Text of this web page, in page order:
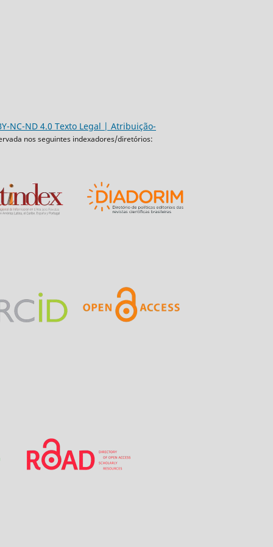
NC-ND 4.0 Texto Legal | Atribuição-
nos seguintes indexadores/diretórios: